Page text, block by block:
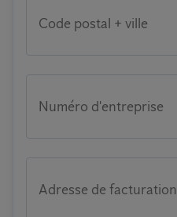
Code postal + ville
Numéro d'entreprise
Adresse de facturation